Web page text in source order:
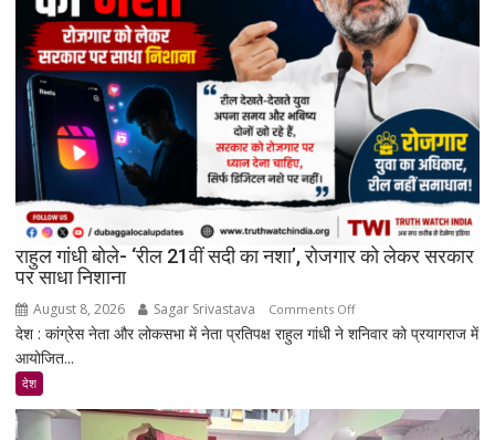
है
सरकार:
रिकमेंडेशन
सिस्टम
और
पेड
प्रमोशन
से
जवाब
राहुल गांधी बोले- ‘रील 21वीं सदी का नशा’, रोजगार को लेकर सरकार
पर साधा निशाना
August 8, 2026 Sagar Srivastava Comments Offon
राहुल
‘रील
21वीं
देश : कांग्रेस नेता और लोकसभा में नेता प्रतिपक्ष राहुल गांधी ने शनिवार को प्रयागराज में
आयोजित...
देश